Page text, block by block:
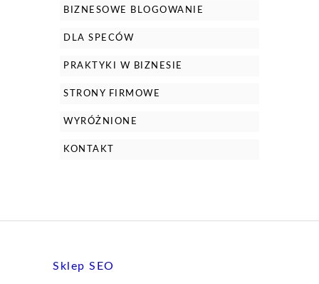
BIZNESOWE BLOGOWANIE
DLA SPECÓW
PRAKTYKI W BIZNESIE
STRONY FIRMOWE
WYRÓŻNIONE
KONTAKT
Sklep SEO